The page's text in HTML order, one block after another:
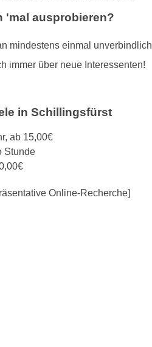
'mal ausprobieren?
mindestens einmal
immer über neue Interessenten!
in Schillingsfürst
ab 15,00€
Stunde
Online-Recherche]